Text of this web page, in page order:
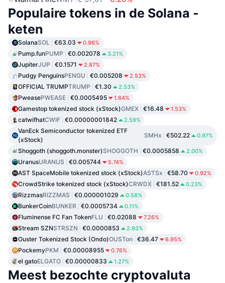
Populaire tokens in de Solana -
keten
SolanaSOL €63.03 0.96%
Pump.funPUMP €0.002078 3.21%
JupiterJUP €0.1571 2.87%
Pudgy PenguinsPENGU €0.005208 2.53%
OFFICIAL TRUMPTRUMP €1.30 2.53%
PweasePWEASE €0.0005495 1.64%
Gamestop tokenized stock (xStock)GMEX €16.48 1.53%
catwifhatCWIF €0.00000001842 2.59%
VanEck Semiconductor tokenized ETF
(xStock)
SMHx €502.22 0.97%
Shoggoth (shoggoth.monster)SHOGGOTH €0.0005858 2.00%
UranusURANUS €0.005744 5.74%
AST SpaceMobile tokenized stock (xStock)ASTSx €58.70 0.92%
CrowdStrike tokenized stock (xStock)CRWDX €181.52 0.23%
RizzmasRIZZMAS €0.000001029 0.58%
BunkerCoinBUNKER €0.0005734 0.11%
Fluminense FC Fan TokenFLU €0.02088 7.26%
Stream SZNSTRSZN €0.0000853 2.93%
Ouster Tokenized Stock (Ondo)OUSTon €36.47 6.95%
PockemyPKM €0.00008955 0.76%
el gatoELGATO €0.00000833 1.27%
Meest bezochte cryptovaluta